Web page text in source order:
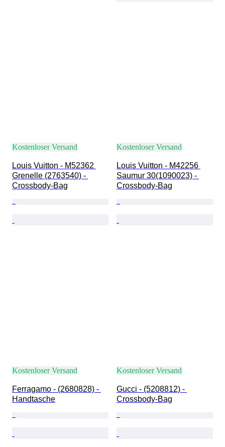
Kostenloser Versand
Louis Vuitton - M52362
Grenelle (2763540) -
Crossbody-Bag
Kostenloser Versand
Louis Vuitton - M42256
Saumur 30(1090023) -
Crossbody-Bag
Kostenloser Versand
Ferragamo - (2680828) -
Handtasche
Kostenloser Versand
Gucci - (5208812) -
Crossbody-Bag